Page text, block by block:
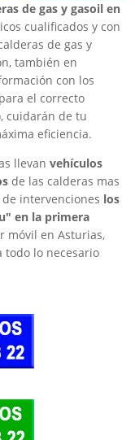
de gas y gasoil en
cualificados y con
de gas y
también en
con los
el correcto
cuidarán de tu
eficiencia.
llevanvehículos
de las calderas mas
intervenciones los
en la primera
móvil en Asturias,
todo lo necesario